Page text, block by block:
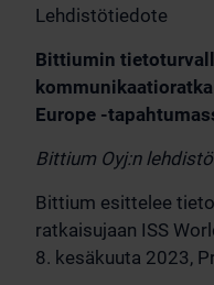
Lehdistötiedote
Bittiumin
Europe -
Bittium Oyj:n
Bittium esittelee
ratkaisujaan ISS
8. kesäkuuta 2023,